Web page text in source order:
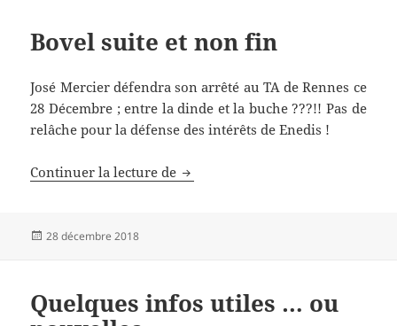
Bovel suite et non fin
José Mercier défendra son arrêté au TA de Rennes ce
28 Décembre ; entre la dinde et la buche ???!! Pas de
relâche pour la défense des intérêts de Enedis !
Continuer la lecture de Bovel suite et non fin
Publié
28 décembre 2018
Quelques infos utiles … ou